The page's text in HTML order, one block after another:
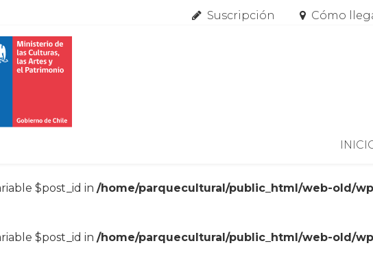
Suscripción Cómo
$post_id in/home/parquecultural/public_html/web-old/
$post_id in/home/parquecultural/public_html/web-old/